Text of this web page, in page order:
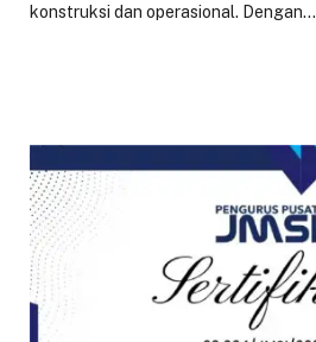
konstruksi dan operasional. Dengan…